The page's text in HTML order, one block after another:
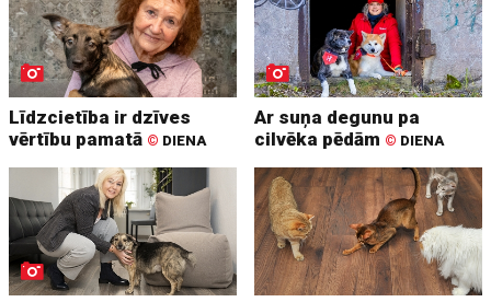
Līdzcietība ir dzīves
vērtību pamatā © DIENA
Ar suņa degunu pa
cilvēka pēdām © DIENA